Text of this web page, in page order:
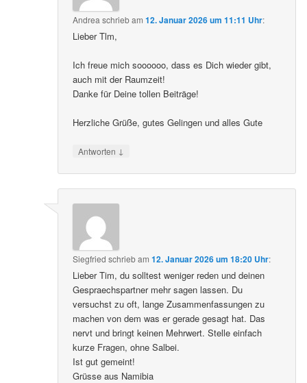
Andrea schriebam12. Januar 2026 um 11:11 Uhr:
Lieber Tlm,
Ich freue mich soooooo, dass es Dich wieder gibt,
auch mit der Raumzeit!
Danke für Deine tollen Beiträge!
Herzliche Grüße, gutes Gelingen und alles Gute
Antworten ↓
Siegfried schriebam12. Januar 2026 um 18:20 Uhr:
Lieber Tim, du solltest weniger reden und deinen
Gespraechspartner mehr sagen lassen. Du
versuchst zu oft, lange Zusammenfassungen zu
machen von dem was er gerade gesagt hat. Das
nervt und bringt keinen Mehrwert. Stelle einfach
kurze Fragen, ohne Salbei.
Ist gut gemeint!
Grüsse aus Namibia